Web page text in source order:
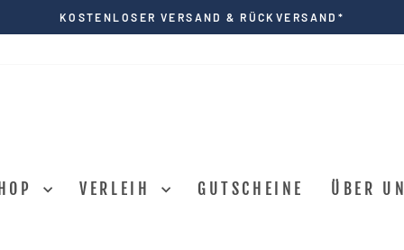
Pause
KOSTENLOSER VERSAND & RÜCKVERSAND*
VERLEIH GUTSCHEINE ÜBER